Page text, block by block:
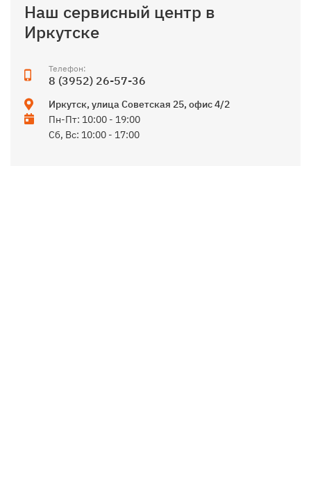
Наш сервисный центр в
Иркутске
Телефон:
8 (3952) 26-57-36
Иркутск, улица Советская 25, офис 4/2
Пн-Пт: 10:00 - 19:00
Сб, Вс: 10:00 - 17:00